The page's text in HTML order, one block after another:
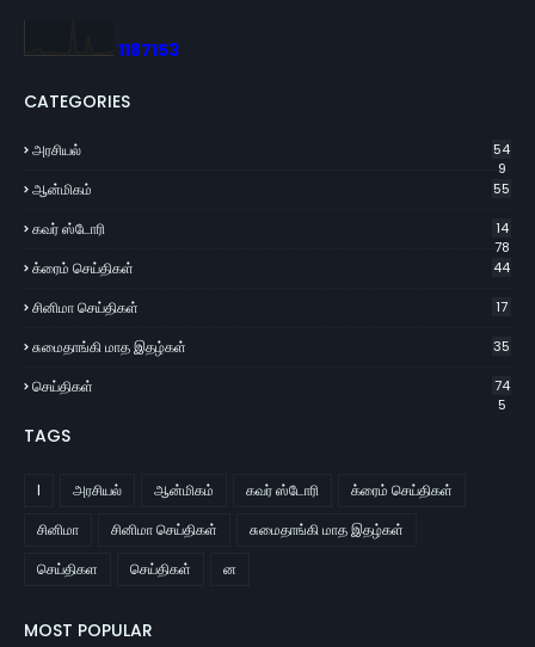
1187153
CATEGORIES
அரசியல்
54
9
ஆன்மிகம் 55
கவர் ஸ்டோரி
14
78
க்ரைம் செய்திகள் 44
சினிமா செய்திகள் 17
சுமைதாங்கி மாத இதழ்கள் 35
செய்திகள்
74
5
TAGS
l அரசியல் ஆன்மிகம் கவர் ஸ்டோரி
க்ரைம் செய்திகள்
சினிமா
சினிமா செய்திகள்
சுமைதாங்கி மாத இதழ்கள்
செய்திகள
செய்திகள் ன
MOST POPULAR